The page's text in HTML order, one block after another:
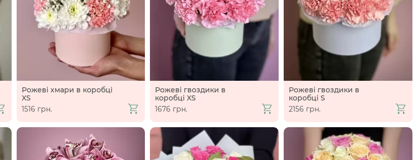
Рожеві хмари в коробці
XS
1516 грн.
Рожеві гвоздики в
коробці XS
1676 грн.
Рожеві гвоздики в
коробці S
2156 грн.